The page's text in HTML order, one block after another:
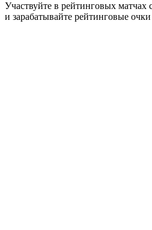
Участвуйте в рейтинговых
и зарабатывайте рейтинговые